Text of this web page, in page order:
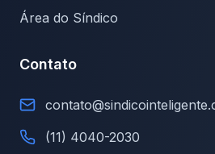
Área do Síndico
Contato
(11) 4040-2030